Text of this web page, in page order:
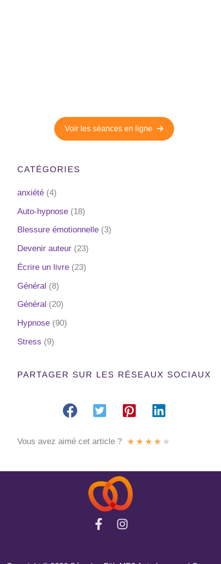
Voir les séances en ligne
CATÉGORIES
anxiété (4)
Auto-hypnose (18)
Blessure émotionnelle (3)
Devenir auteur (23)
Écrire un livre (23)
Général (8)
Général (20)
Hypnose (90)
Stress (9)
PARTAGER SUR LES RÉSEAUX SOCIAUX
Vous avez aimé cet article ? ★ ★ ★ ★ ★